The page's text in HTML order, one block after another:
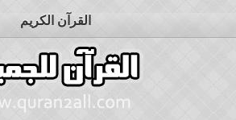
القرآن الكريم